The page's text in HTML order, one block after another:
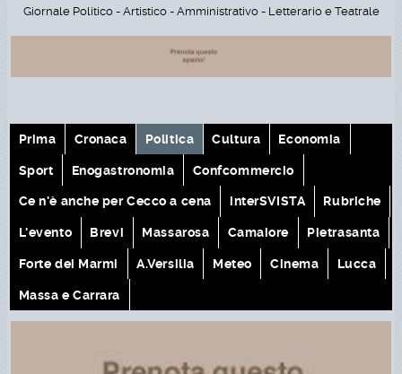
Giornale Politico - Artistico - Amministrativo - Letterario e Teatrale
Prima Cronaca Politica Cultura Economia
Sport Enogastronomia Confcommercio
Ce n'è anche per Cecco a cena interSVISTA Rubriche
L'evento Brevi Massarosa Camaiore Pietrasanta
Forte dei Marmi A.Versilia Meteo Cinema Lucca
Massa e Carrara